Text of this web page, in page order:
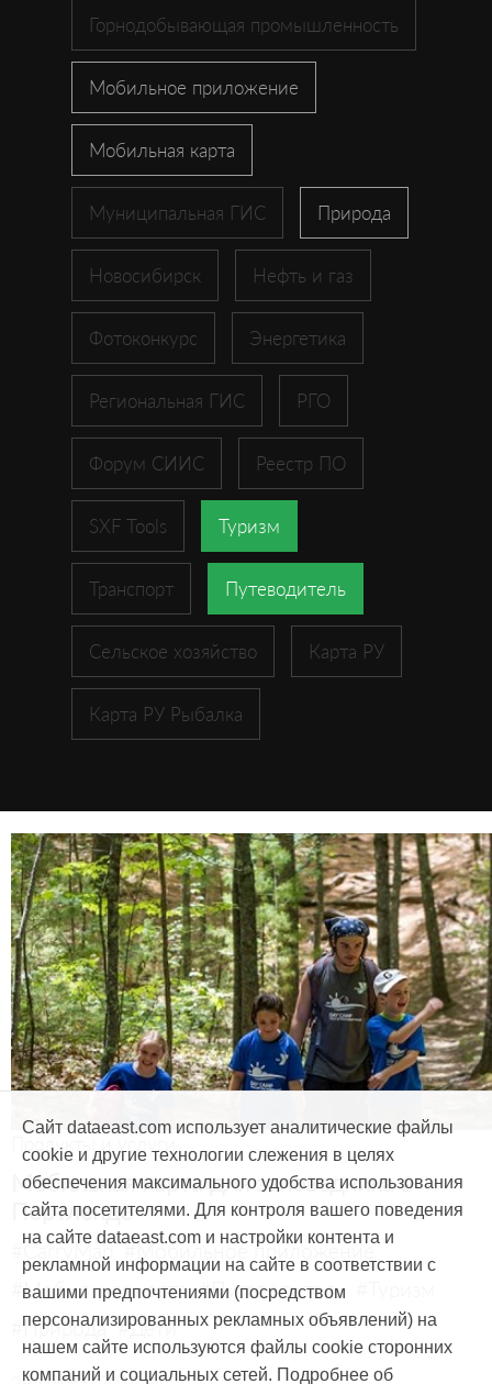
Горнодобывающая промышленность
Мобильное приложение
Мобильная карта
Муниципальная ГИС Природа
Новосибирск Нефть и газ
Фотоконкурс Энергетика
Региональная ГИС РГО
Форум СИИС Реестр ПО
SXF Tools Туризм
Транспорт Путеводитель
Сельское хозяйство Карта РУ
Карта РУ Рыбалка
Продукты и услуги
Мобильная карта для заповедника в
Портленде
#CarryMap #Мобильное приложение
#Мобильная карта #Путеводитель
#Природа #Дети
Сайт dataeast.com использует аналитические файлы
cookie и другие технологии слежения в целях
обеспечения максимального удобства использования
сайта посетителями. Для контроля вашего поведения
на сайте dataeast.com и настройки контента и
рекламной информации на сайте в соответствии с
вашими предпочтениями (посредством
персонализированных рекламных объявлений) на
нашем сайте используются файлы cookie сторонних
компаний и социальных сетей. Подробнее об